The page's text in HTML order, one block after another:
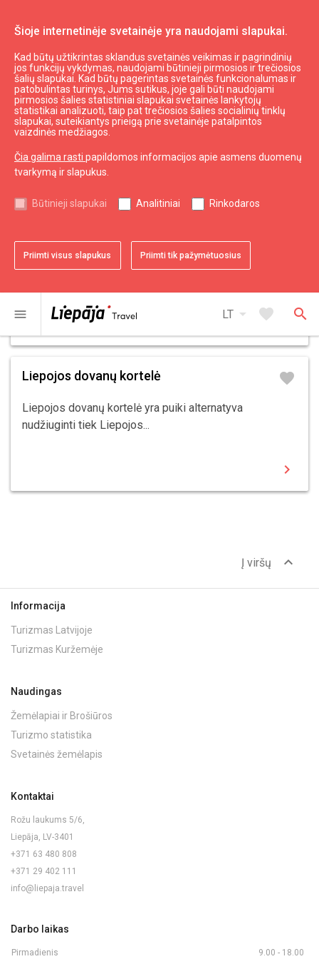
Šioje internetinėje svetainėje yra naudojami slapukai.
Kad būtų užtikrintas sklandus svetainės veikimas ir pagrindinių
jos funkcijų vykdymas, naudojami būtinieji pirmosios ir trečiosios
šalių slapukai. Kad būtų pagerintas svetainės funkcionalumas ir
patobulintas turinys, Jums sutikus, joje gali būti naudojami
pirmosios šalies statistiniai slapukai svetainės lankytojų
statistikai analizuoti, taip pat trečiosios šalies socialinių tinklų
slapukai, suteikiantys prieigą prie svetainėje patalpintos
vaizdinės medžiagos.
Čia galima rasti papildomos informacijos apie asmens duomenų
tvarkymą ir slapukus.
Būtinieji slapukai Analitiniai Rinkodaros
Priimti visus slapukus Priimti tik pažymėtuosius
menu LT arrow_drop_down favorite search
Aktualu
Liepojos dovanų kortelė favorite
Liepojos dovanų kortelė yra puiki alternatyva
nudžiuginti tiek Liepojos...
chevron_right
Į viršų expand_less
Informacija
Turizmas Latvijoje
Turizmas Kuržemėje
Naudingas
Žemėlapiai ir Brošiūros
Turizmo statistika
Svetainės žemėlapis
Kontaktai
Rožu laukums 5/6,
Liepāja, LV-3401
+371 63 480 808
+371 29 402 111
info@liepaja.travel
Darbo laikas
Pirmadienis 9.00 - 18.00